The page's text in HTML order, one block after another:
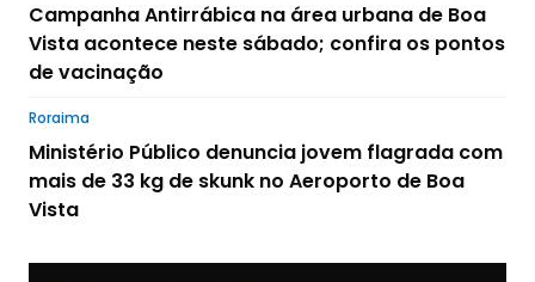
Campanha Antirrábica na área urbana de Boa
Vista acontece neste sábado; confira os pontos
de vacinação
Roraima
Ministério Público denuncia jovem flagrada com
mais de 33 kg de skunk no Aeroporto de Boa
Vista